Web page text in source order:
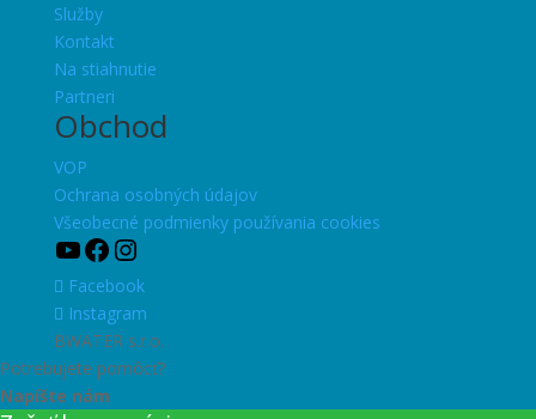
Služby
Kontakt
Na stiahnutie
Partneri
Obchod
VOP
Ochrana osobných údajov
Všeobecné podmienky používania cookies
YouTubeFacebook
Facebook
Instagram
BWATER s.r.o.
Potrebujete pomôcť?
Napíšte nám